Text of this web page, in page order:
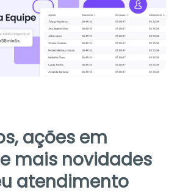
ações em
mais novidades
atendimento